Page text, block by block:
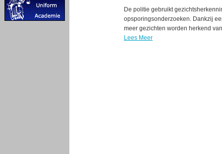
De politie gebruikt
opsporingsonderzoeken. Dankzij
meer gezichten worden herkend
Lees Meer